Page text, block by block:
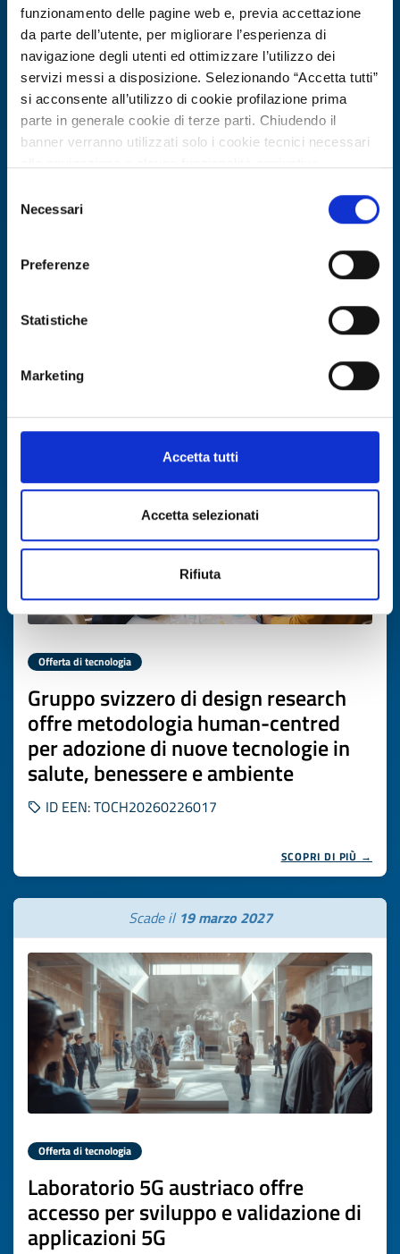
funzionamento delle pagine web e, previa accettazione
da parte dell’utente, per migliorare l’esperienza di
navigazione degli utenti ed ottimizzare l’utilizzo dei
servizi messi a disposizione. Selezionando “Accetta tutti”
si acconsente all’utilizzo di cookie profilazione prima
parte in generale cookie di terze parti. Chiudendo il
banner verranno utilizzati solo i cookie tecnici necessari
Per conoscere i dettagli, consulta la nostra cookie policy.
https://www.openinnovation.regione.lombardia.it/it/co
https://www.openinnovation.regione.lombardia.it/it/pr
delNecessari
Preferenze
Statistiche
Marketing
Accetta tutti
Accetta selezionati
Rifiuta
modulare convertibile (WIG) e cerca
ID EEN: TODE20251201003
SCOPRI DI PIÙ →
Scade il19 marzo 2027
Offerta di tecnologia
Gruppo svizzero di design research
offre metodologia human-centred
per adozione di nuove tecnologie in
salute, benessere e ambiente
ID EEN: TOCH20260226017
SCOPRI DI PIÙ →
Scade il 19 marzo 2027
Offerta di tecnologia
Laboratorio 5G austriaco offre
accesso per sviluppo e validazione di
applicazioni 5G